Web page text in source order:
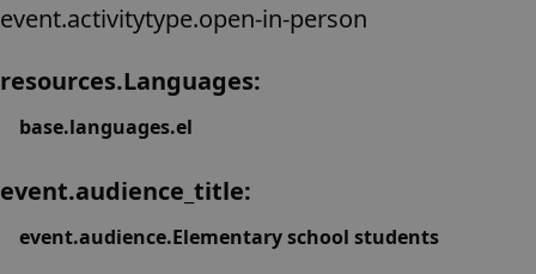
event.activitytype.open-in-person
resources.Languages:
base.languages.el
event.audience_title:
event.audience.Elementary school students